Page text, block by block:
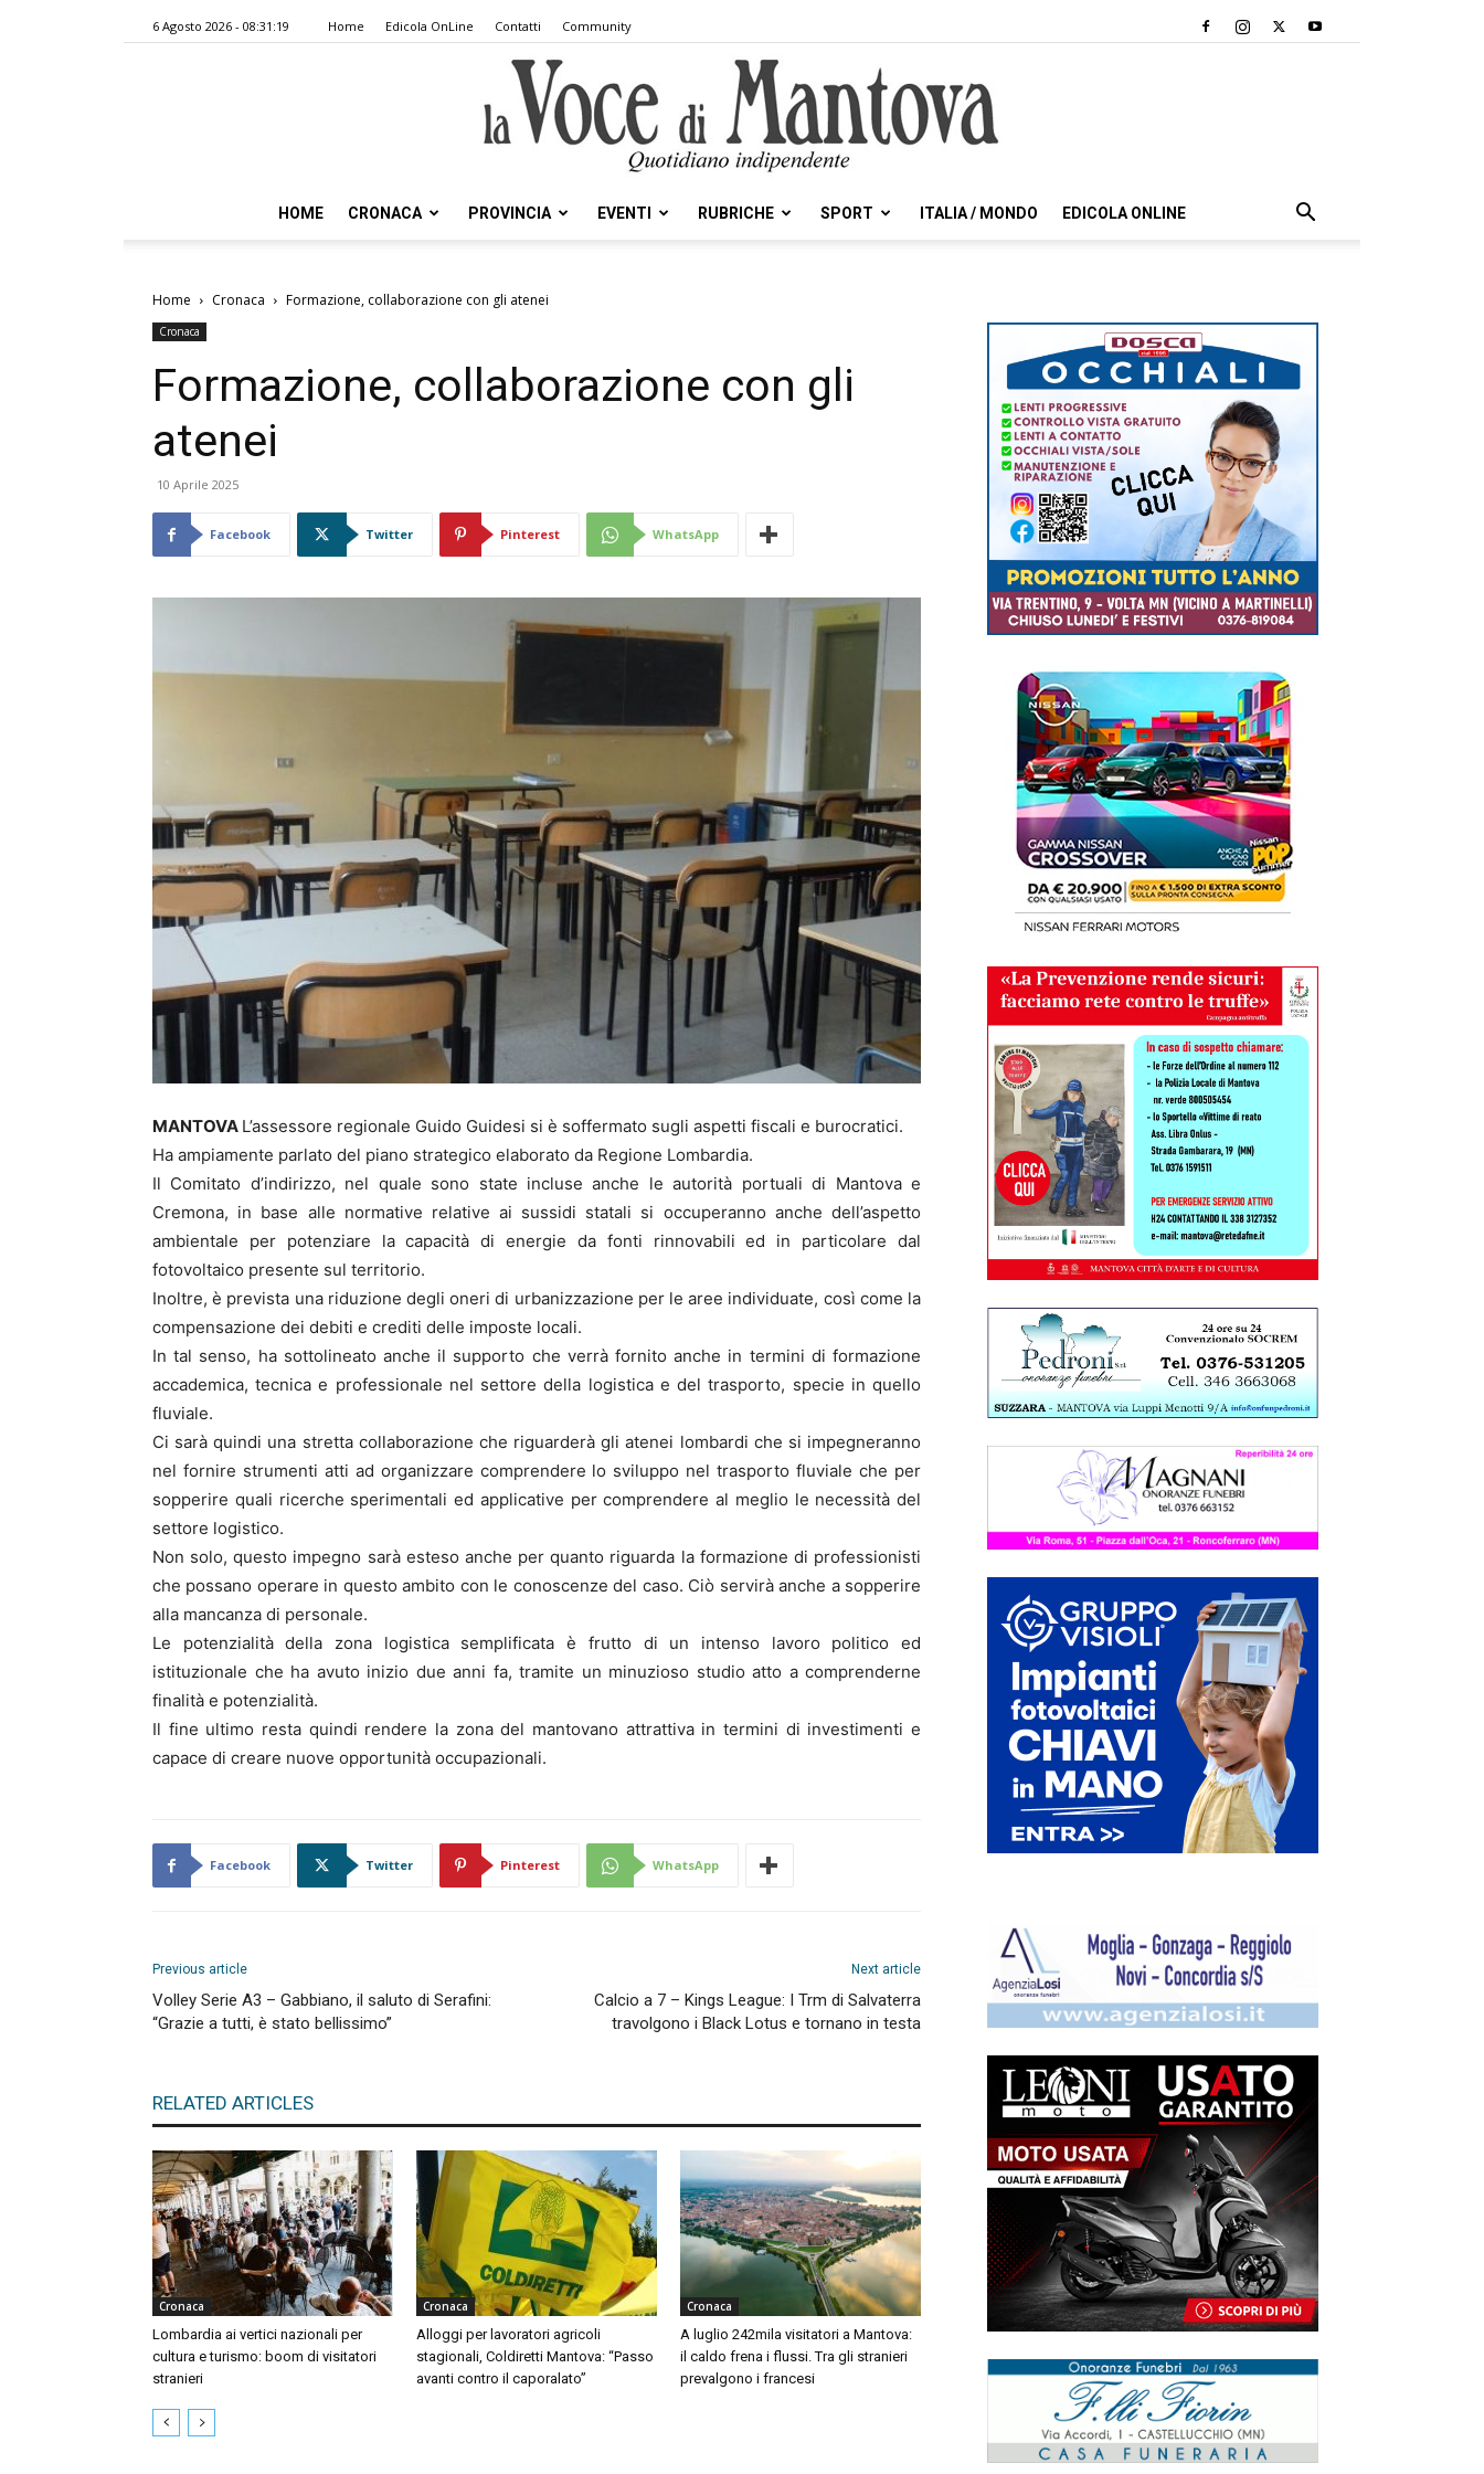
6 Agosto 2026 - 08:31:19 Home Edicola OnLine Contatti Community
Voce
HOME CRONACA PROVINCIA EVENTI RUBRICHE SPORT ITALIA / MONDO EDICOLA ONLINE
Home Cronaca Formazione, collaborazione con gli atenei
Cronaca
Formazione, collaborazione con gli
atenei
10 Aprile 2025
Facebook Twitter Pinterest WhatsApp
MANTOVA L’assessore regionale Guido Guidesi si è soffermato sugli aspetti fiscali e burocratici.
Ha ampiamente parlato del piano strategico elaborato da Regione Lombardia.
Il Comitato d’indirizzo, nel quale sono state incluse anche le autorità portuali di Mantova e
Cremona, in base alle normative relative ai sussidi statali si occuperanno anche dell’aspetto
ambientale per potenziare la capacità di energie da fonti rinnovabili ed in particolare dal
fotovoltaico presente sul territorio.
Inoltre, è prevista una riduzione degli oneri di urbanizzazione per le aree individuate, così come la
compensazione dei debiti e crediti delle imposte locali.
In tal senso, ha sottolineato anche il supporto che verrà fornito anche in termini di formazione
accademica, tecnica e professionale nel settore della logistica e del trasporto, specie in quello
fluviale.
Ci sarà quindi una stretta collaborazione che riguarderà gli atenei lombardi che si impegneranno
nel fornire strumenti atti ad organizzare comprendere lo sviluppo nel trasporto fluviale che per
sopperire quali ricerche sperimentali ed applicative per comprendere al meglio le necessità del
settore logistico.
Non solo, questo impegno sarà esteso anche per quanto riguarda la formazione di professionisti
che possano operare in questo ambito con le conoscenze del caso. Ciò servirà anche a sopperire
alla mancanza di personale.
Le potenzialità della zona logistica semplificata è frutto di un intenso lavoro politico ed
istituzionale che ha avuto inizio due anni fa, tramite un minuzioso studio atto a comprenderne
finalità e potenzialità.
Il fine ultimo resta quindi rendere la zona del mantovano attrattiva in termini di investimenti e
capace di creare nuove opportunità occupazionali.
Facebook Twitter Pinterest WhatsApp
Previous article
Volley Serie A3 – Gabbiano, il saluto di Serafini:
“Grazie a tutti, è stato bellissimo”
Next article
Calcio a 7 – Kings League: I Trm di Salvaterra
travolgono i Black Lotus e tornano in testa
RELATED ARTICLES
Cronaca
Lombardia ai vertici nazionali per
cultura e turismo: boom di visitatori
stranieri
Cronaca
Alloggi per lavoratori agricoli
stagionali, Coldiretti Mantova: “Passo
avanti contro il caporalato”
Cronaca
A luglio 242mila visitatori a Mantova:
il caldo frena i flussi. Tra gli stranieri
prevalgono i francesi